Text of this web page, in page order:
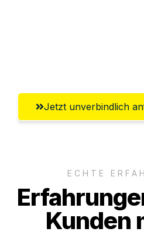
Jetzt unverbindlich
ECHTE
Kunden